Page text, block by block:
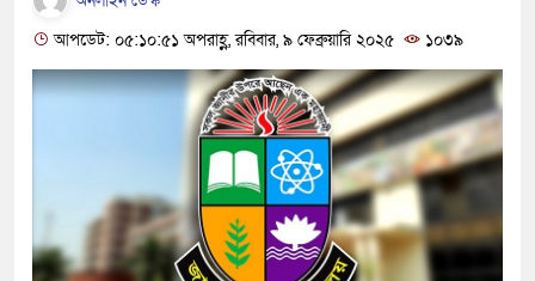
আপডেট: ০৫:১০:৫১ অপরাহ্ণ, রবিবার, ৯ ফেব্রুয়ারি ২০২৫
১০৩৯